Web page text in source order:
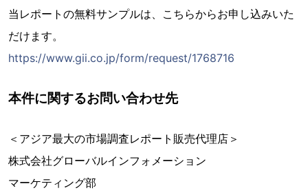
当レポートの無料サンプルは、こちらからお申し込みいた
だけます。
https://www.gii.co.jp/form/request/1768716
本件に関するお問い合わせ先
＜アジア最大の市場調査レポート販売代理店＞
株式会社グローバルインフォメーション
マーケティング部